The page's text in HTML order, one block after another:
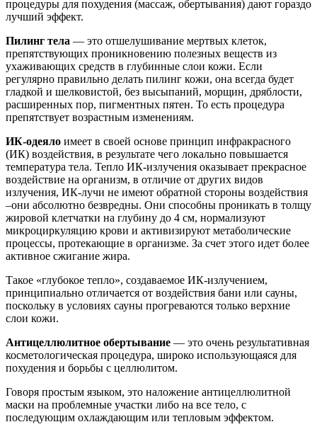
процедуры для похудения (массаж, обертывания) дают гораздо
лучший эффект.
Пилинг тела — это отшелушивание мертвых клеток,
препятствующих проникновению полезных веществ из
ухаживающих средств в глубинные слои кожи. Если
регулярно правильно делать пилинг кожи, она всегда будет
гладкой и шелковистой, без высыпаний, морщин, дряблости,
расширенных пор, пигментных пятен. То есть процедура
препятствует возрастным изменениям.
ИК-одеяло имеет в своей основе принцип инфракрасного
(ИК) воздействия, в результате чего локально повышается
температура тела. Тепло ИК-излучения оказывает прекрасное
воздействие на организм, в отличие от других видов
излучения, ИК-лучи не имеют обратной стороны воздействия
–они абсолютно безвредны. Они способны проникать в толщу
жировой клетчатки на глубину до 4 см, нормализуют
микроциркуляцию крови и активизируют метаболические
процессы, протекающие в организме. За счет этого идет более
активное сжигание жира.
Такое «глубокое тепло», создаваемое ИК-излучением,
принципиально отличается от воздействия бани или сауны,
поскольку в условиях сауны прогреваются только верхние
слои кожи.
Антицеллюлитное обертывание — это очень результативная
косметологическая процедура, широко использующаяся для
похудения и борьбы с целлюлитом.
Говоря простым языком, это наложение антицеллюлитной
маски на проблемные участки либо на все тело, с
последующим охлаждающим или тепловым эффектом.